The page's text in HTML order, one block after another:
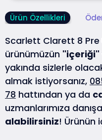
Ürün Özellikleri
Scarlett Clarett 8 Pre
ürünümüzün "içeriği"
yakında sizlerle
almak istiyorsanız,
78 hattından ya da
uzmanlarımıza
alabilirsiniz! Ürünün